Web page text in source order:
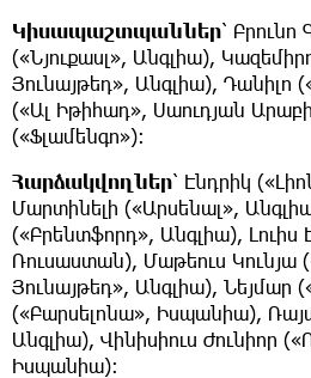
Կիսապաշտպաններ՝ Բրունո
(«Նյուքասլ», Անգլիա),
Յունայթեդ», Անգլիա), Դանիլո
(«Ալ Իթիհադ», Սաուդյան
(«Ֆլամենգո»):
Հարձակվողներ՝ Էնդրիկ
Մարտինելի («Արսենալ»,
(«Բրենտֆորդ», Անգլիա), Լուիս
Ռուսաստան), Մաթեուս Կունյա
Յունայթեդ», Անգլիա), Նեյմար
(«Բարսելոնա», Իսպանիա),
Անգլիա), Վինիսիուս Ժունիոր
Իսպանիա):